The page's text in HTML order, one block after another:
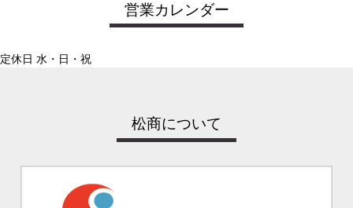
営業カレンダー
定休日 水・日・祝
松商について